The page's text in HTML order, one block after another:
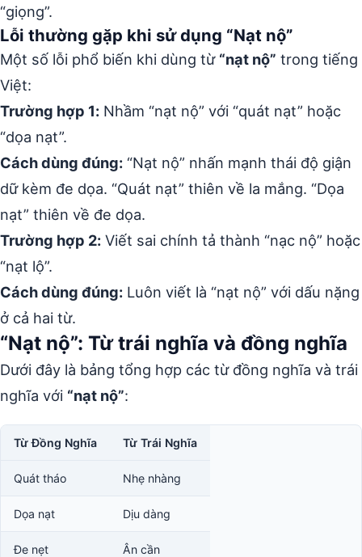
“giọng”.
Lỗi thường gặp khi sử dụng “Nạt nộ”
Một số lỗi phổ biến khi dùng từ “nạt nộ” trong tiếng
Việt:
Trường hợp 1: Nhầm “nạt nộ” với “quát nạt” hoặc
“dọa nạt”.
Cách dùng đúng: “Nạt nộ” nhấn mạnh thái độ giận
dữ kèm đe dọa. “Quát nạt” thiên về la mắng. “Dọa
nạt” thiên về đe dọa.
Trường hợp 2: Viết sai chính tả thành “nạc nộ” hoặc
“nạt lộ”.
Cách dùng đúng: Luôn viết là “nạt nộ” với dấu nặng
ở cả hai từ.
“Nạt nộ”: Từ trái nghĩa và đồng nghĩa
Dưới đây là bảng tổng hợp các từ đồng nghĩa và trái
nghĩa với “nạt nộ”:
Từ Đồng Nghĩa Từ Trái Nghĩa
Quát tháo Nhẹ nhàng
Dọa nạt Dịu dàng
Đe nẹt Ân cần